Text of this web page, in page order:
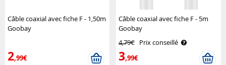
Câble coaxial avec fiche F - 1,50m
Goobay
2,99€
Câble coaxial avec fiche F - 5m
Goobay
4,79€ Prix conseillé
3,99€